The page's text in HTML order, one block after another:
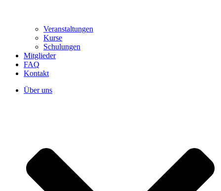
Veranstaltungen
Kurse
Schulungen
Mitglieder
FAQ
Kontakt
Über uns